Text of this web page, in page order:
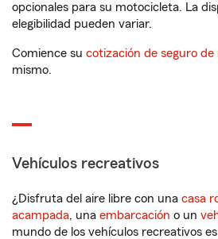
opcionales para su motocicleta. La
elegibilidad pueden variar.
Comience su cotización de seguro
mismo.
Vehículos recreativos
¿Disfruta del aire libre con una casa
acampada, una embarcación o un
mundo de los vehículos recreativos